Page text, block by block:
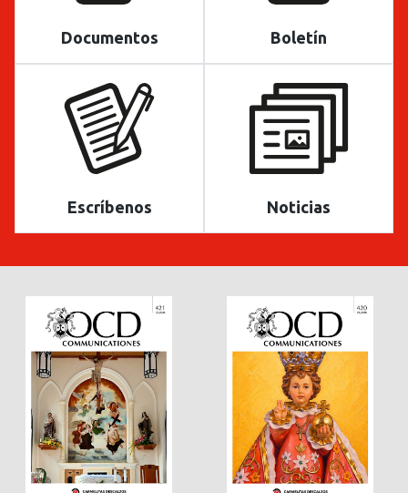
Documentos Boletín
Escríbenos Noticias